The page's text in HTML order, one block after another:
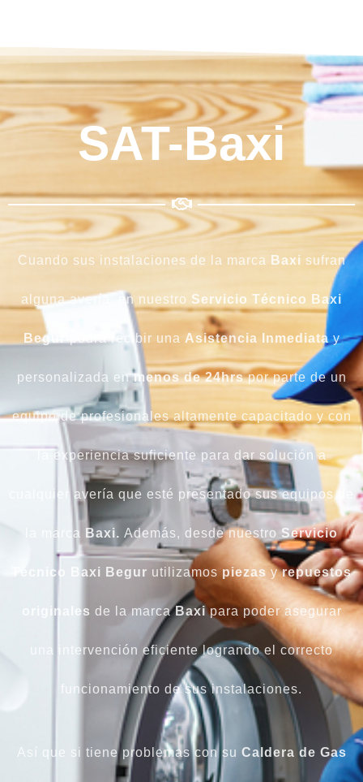
SAT-Baxi
Cuando sus instalaciones de la marca Baxi sufran
alguna avería, en nuestro Servicio Técnico Baxi
Begur podrá recibir una Asistencia Inmediata y
personalizada enmenos de 24hrspor parte de un
equipo de profesionales altamente capacitado y con
la experiencia suficiente para dar solución a
cualquier avería que esté presentado sus equipos de
la marca Baxi. Además, desde nuestro Servicio
Técnico Baxi Begur utilizamos piezas yrepuestos
originales de la marcaBaxipara poder asegurar
una intervención eficiente logrando el correcto
funcionamiento de sus instalaciones.
Así que si tiene problemas con su Caldera de Gas